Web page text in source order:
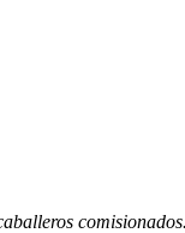
comisionados.